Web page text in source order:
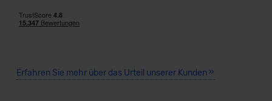
Erfahren Sie mehr über das Urteil unserer Kunden